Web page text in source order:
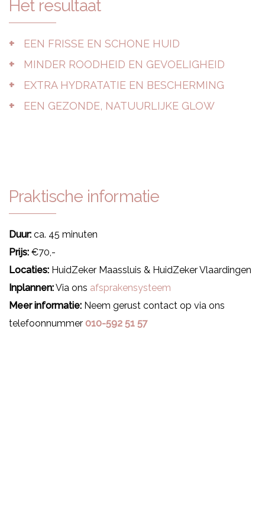
Het resultaat
EEN FRISSE EN SCHONE HUID
MINDER ROODHEID EN GEVOELIGHEID
EXTRA HYDRATATIE EN BESCHERMING
EEN GEZONDE, NATUURLIJKE GLOW
Praktische informatie
Duur: ca. 45 minuten
Prijs: €70,-
Locaties: HuidZeker Maassluis & HuidZeker Vlaardingen
Inplannen:Via ons afsprakensysteem
Meer informatie: Neem gerust contact op via ons
telefoonnummer 010-592 51 57